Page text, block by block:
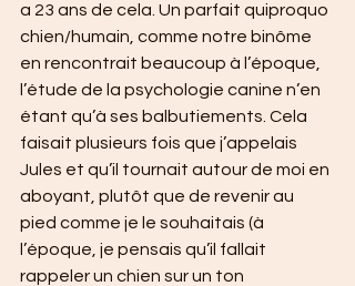
a 23 ans de cela. Un parfait quiproquo
chien/humain, comme notre binôme
en rencontrait beaucoup à l’époque,
l’étude de la psychologie canine n’en
étant qu’à ses balbutiements. Cela
faisait plusieurs fois que j’appelais
Jules et qu’il tournait autour de moi en
aboyant, plutôt que de revenir au
pied comme je le souhaitais (à
l’époque, je pensais qu’il fallait
rappeler un chien sur un ton